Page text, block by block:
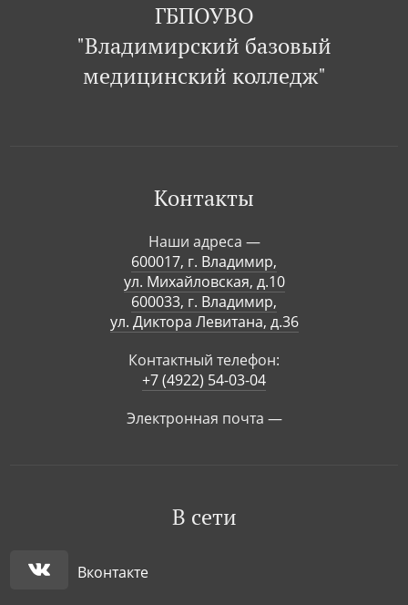
ГБПОУВО
"Владимирский базовый
медицинский колледж"
Контакты
Наши адреса —
600017, г. Владимир,
ул. Михайловская, д.10
600033, г. Владимир,
ул. Диктора Левитана, д.36
Контактный телефон:
+7 (4922) 54-03-04
Электронная почта —
В сети
Вконтакте